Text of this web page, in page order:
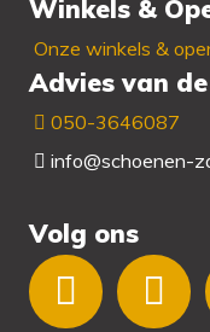
Winkels &
Onze winkels &
Advies van
050-3646087
info@schoenen-
Volg ons